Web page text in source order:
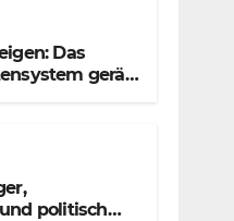
Das
gerät
politisch